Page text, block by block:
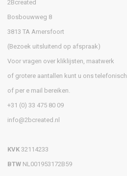
2Bcreated
Bosbouwweg 8
3813 TA Amersfoort
(Bezoek uitsluitend op afspraak)
Voor vragen over kliklijsten, maatwerk
of grotere aantallen kunt u ons telefonisch
of per e mail bereiken.
+31 (0) 33 475 80 09
info@2bcreated.nl
KVK 32114233
BTW NL001953172B59